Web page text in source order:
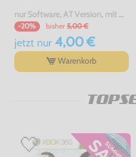
nur Software, AT Version, mit OVP, gebraucht
-20% bisher 5,00 €
jetzt nur4,00 €
Warenkorb